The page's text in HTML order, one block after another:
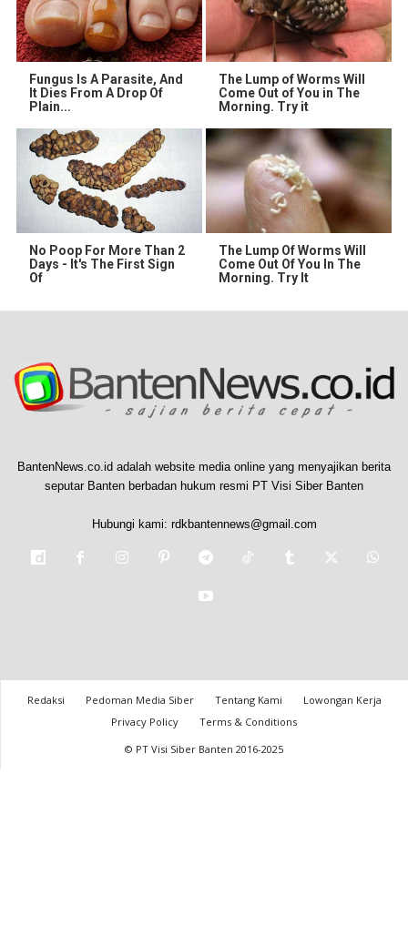
Fungus Is A Parasite, And
It Dies From A Drop Of
Plain...
The Lump of Worms Will
Come Out of You in The
Morning. Try it
No Poop For More Than 2
Days - It's The First Sign
Of
The Lump Of Worms Will
Come Out Of You In The
Morning. Try It
BantenNews.co.id adalah website media online yang menyajikan berita
seputar Banten berbadan hukum resmi PT Visi Siber Banten
Hubungi kami: rdkbantennews@gmail.com
Redaksi Pedoman Media Siber Tentang Kami
Lowongan Kerja
Privacy Policy
Terms & Conditions
© PT Visi Siber Banten 2016-2025